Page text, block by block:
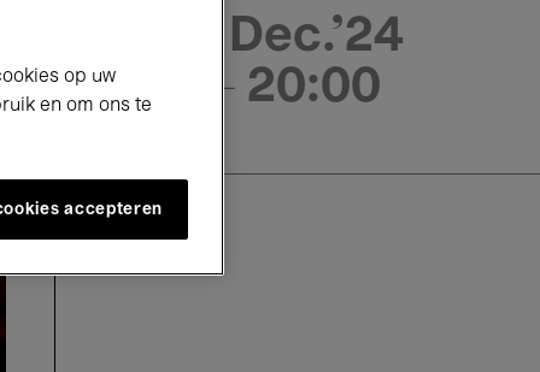
7 Dec.'24
- 20:00
op uw
en om ons te
accepteren